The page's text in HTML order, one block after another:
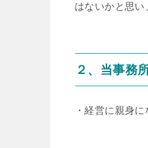
はないかと思い
２、当事務
・経営に親身